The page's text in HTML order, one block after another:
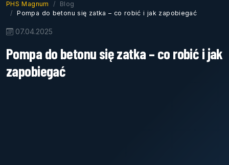
PHS Magnum
Blog
Pompa do betonu się zatka – co robić i jak zapobiegać
07.04.2025
Pompa do betonu się zatka – co robić i jak
zapobiegać